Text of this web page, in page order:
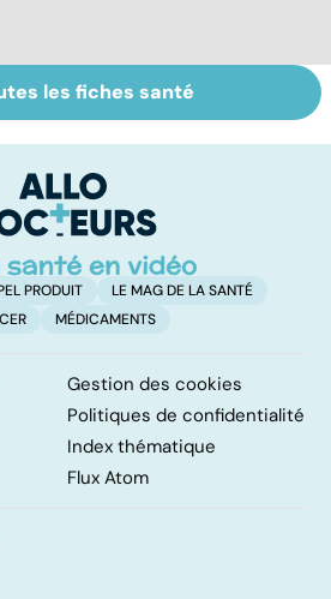
Personnes
âgées : faire face
d'autonomie
les fiches santé
PRODUIT
LE MAG DE LA SANTÉ
MÉDICAMENTS
Gestion des cookies
Politiques de confidentialité
Index thématique
Flux Atom